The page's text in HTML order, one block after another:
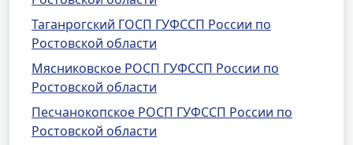
Таганрогский ГОСП ГУФССП России по
Ростовской области
Мясниковское РОСП ГУФССП России по
Ростовской области
Песчанокопское РОСП ГУФССП России по
Ростовской области